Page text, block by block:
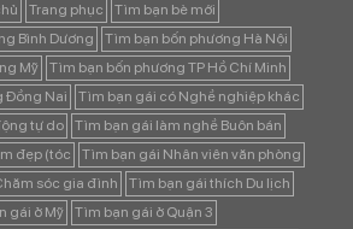
Trang phục
Tìm bạn bè mới
Bình Dương
Tìm bạn bốn phương Hà Nội
Mỹ
Tìm bạn bốn phương TP Hồ Chí Minh
Đồng Nai
Tìm bạn gái có Nghề nghiệp khác
tự do
Tìm bạn gái làm nghề Buôn bán
đẹp (tóc
Tìm bạn gái Nhân viên văn phòng
sóc gia đình
Tìm bạn gái thích Du lịch
gái ở Mỹ
Tìm bạn gái ở Quận 3